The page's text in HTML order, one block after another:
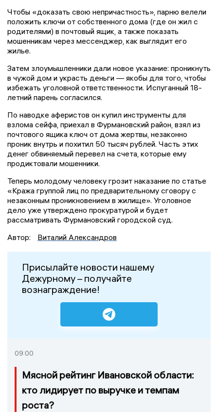
Чтобы «доказать свою непричастность», парню велели
положить ключи от собственного дома (где он жил с
родителями) в почтовый ящик, а также показать
мошенникам через мессенджер, как выглядит его
жилье.
Затем злоумышленники дали новое указание: проникнуть
в чужой дом и украсть деньги — якобы для того, чтобы
избежать уголовной ответственности. Испуганный 18-
летний парень согласился.
По наводке аферистов он купил инструменты для
взлома сейфа, приехал в Фурмановский район, взял из
почтового ящика ключ от дома жертвы, незаконно
проник внутрь и похитил 50 тысяч рублей. Часть этих
денег обвиняемый перевел на счета, которые ему
продиктовали мошенники.
Теперь молодому человеку грозит наказание по статье
«Кража группой лиц по предварительному сговору с
незаконным проникновением в жилище». Уголовное
дело уже утверждено прокуратурой и будет
рассматривать Фурмановский городской суд.
Автор:
Виталий Александров
Присылайте новости нашему
Дежурному – получайте
вознаграждение!
09:00
Мясной рейтинг Ивановской области:
кто лидирует по выручке и темпам
роста?